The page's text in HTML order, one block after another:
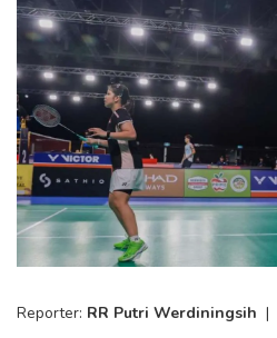
Reporter: RR Putri Werdiningsih |